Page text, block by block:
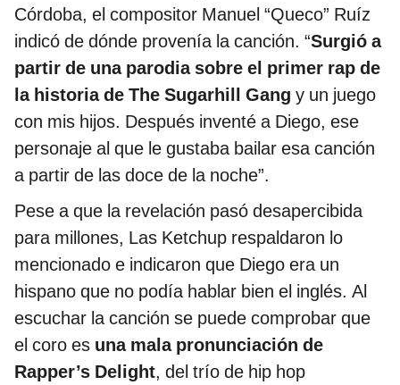
Córdoba, el compositor Manuel “Queco” Ruíz
indicó de dónde provenía la canción. “Surgió a
partir de una parodia sobre el primer rap de
la historia de The Sugarhill Gang y un juego
con mis hijos. Después inventé a Diego, ese
personaje al que le gustaba bailar esa canción
a partir de las doce de la noche”.
Pese a que la revelación pasó desapercibida
para millones, Las Ketchup respaldaron lo
mencionado e indicaron que Diego era un
hispano que no podía hablar bien el inglés. Al
escuchar la canción se puede comprobar que
el coro es una mala pronunciación de
Rapper’s Delight, del trío de hip hop